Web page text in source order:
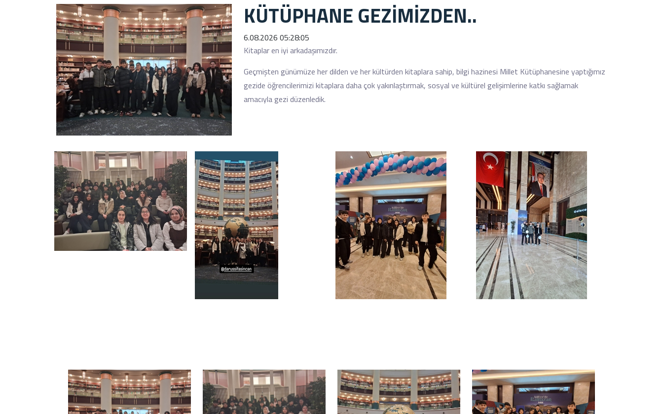
KÜTÜPHANE GEZİMİZDEN..
6.08.2026 05:28:05
Kitaplar en iyi arkadaşımızdır.
Geçmişten günümüze her dilden ve her kültürden kitaplara sahip, bilgi hazinesi Millet Kütüphanesine yaptığımız
gezide öğrencilerimizi kitaplara daha çok yakınlaştırmak, sosyal ve kültürel gelişimlerine katkı sağlamak
amacıyla gezi düzenledik.